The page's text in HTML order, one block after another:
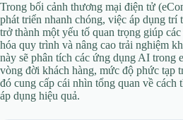
Trong bối cảnh thương mại điện tử
phát triển nhanh chóng, việc áp dụng trí
trở thành một yếu tố quan trọng giúp
hóa quy trình và nâng cao trải nghiệm
này sẽ phân tích các ứng dụng AI trong
vòng đời khách hàng, mức độ phức tạp
đó cung cấp cái nhìn tổng quan về cách
áp dụng hiệu quả.